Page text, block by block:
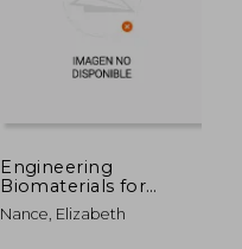
Engineering
Biomaterials for
Neural Applications
(en Inglés)
Nance, Elizabeth